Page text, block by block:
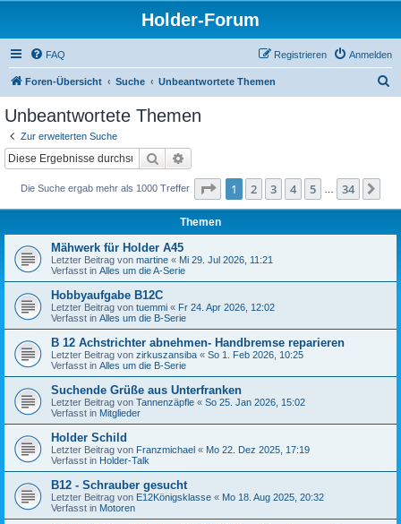
Holder-Forum
FAQ Anmelden
Registrieren
Foren-Übersicht Suche Unbeantwortete Themen
Unbeantwortete Themen
Zur erweiterten Suche
Suche
Die Suche ergab mehr als 1000 Treffer Seite 1von 34
1 2 3 4 5 34
Themen
Mähwerk für Holder A45
Letzter Beitrag von martine « Mi 29. Jul 2026, 11:21
Verfasst in Alles um die A-Serie
Hobbyaufgabe B12C
Letzter Beitrag von tuemmi « Fr 24. Apr 2026, 12:02
Verfasst in Alles um die B-Serie
B 12 Achstrichter abnehmen- Handbremse reparieren
Letzter Beitrag von zirkuszansiba « So 1. Feb 2026, 10:25
Verfasst in Alles um die B-Serie
Suchende Grüße aus Unterfranken
Letzter Beitrag von Tannenzäpfle « So 25. Jan 2026, 15:02
Verfasst in Mitglieder
Holder Schild
Letzter Beitrag von Franzmichael « Mo 22. Dez 2025, 17:19
Verfasst in Holder-Talk
B12 - Schrauber gesucht
Letzter Beitrag von E12Königsklasse « Mo 18. Aug 2025, 20:32
Verfasst in Motoren